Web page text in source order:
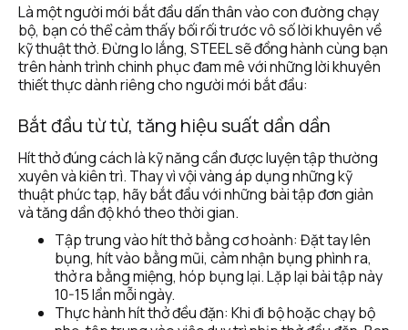
Là một người mới bắt đầu dấn thân vào con đường chạy
bộ, bạn có thể cảm thấy bối rối trước vô số lời khuyên về
kỹ thuật thở. Đừng lo lắng, STEEL sẽ đồng hành cùng bạn
trên hành trình chinh phục đam mê với những lời khuyên
thiết thực dành riêng cho người mới bắt đầu:
Bắt đầu từ từ, tăng hiệu suất dần dần
Hít thở đúng cách là kỹ năng cần được luyện tập thường
xuyên và kiên trì. Thay vì vội vàng áp dụng những kỹ
thuật phức tạp, hãy bắt đầu với những bài tập đơn giản
và tăng dần độ khó theo thời gian.
Tập trung vào hít thở bằng cơ hoành: Đặt tay lên
bụng, hít vào bằng mũi, cảm nhận bụng phình ra,
thở ra bằng miệng, hóp bụng lại. Lặp lại bài tập này
10-15 lần mỗi ngày.
Thực hành hít thở đều đặn: Khi đi bộ hoặc chạy bộ